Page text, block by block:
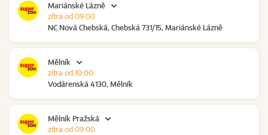
Mariánské Lázně
NC Nová Chebská, Chebská 731/15, Mariánské Lázně
zítra od 09:00
Mělník
Vodárenská 4130, Mělník
zítra od 10:00
Mělník Pražská
zítra od 09:00